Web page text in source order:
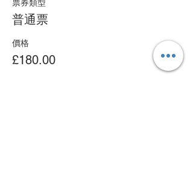
票券類型
普通票
價格
£180.00